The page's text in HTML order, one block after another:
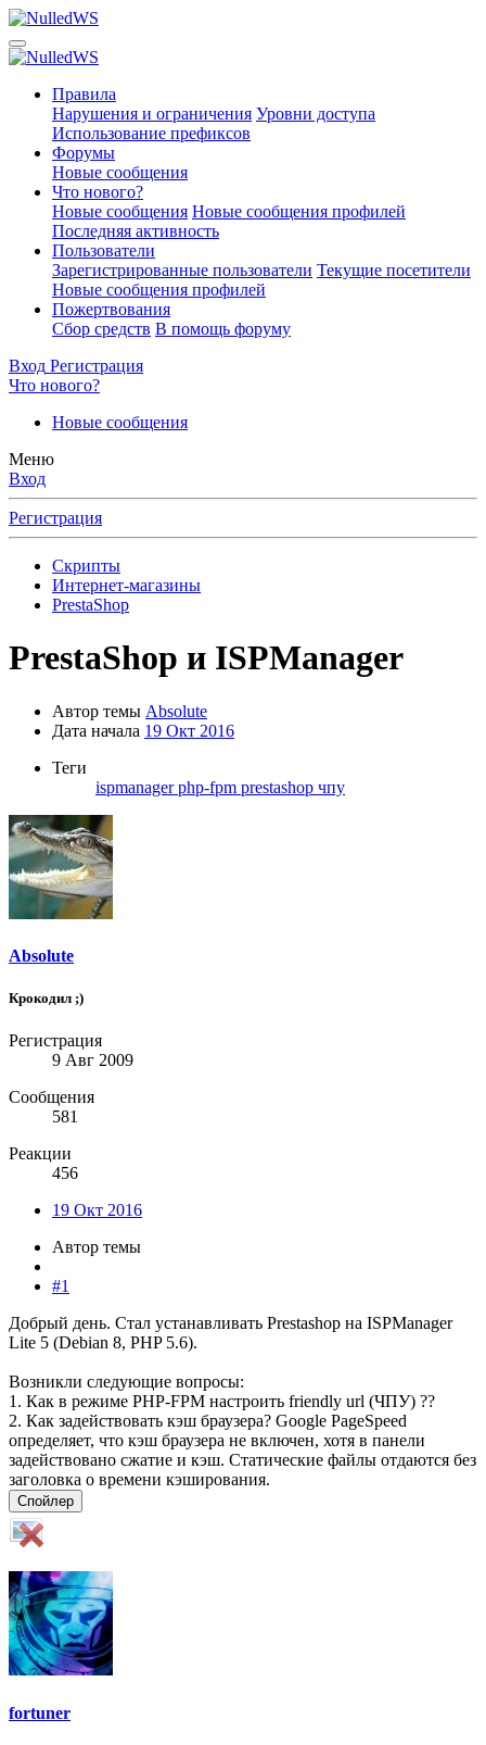
Правила
Нарушения и ограничения Уровни доступа
Использование префиксов
Форумы
Новые сообщения
Что нового?
Новые сообщения Новые сообщения профилей
Последняя активность
Пользователи
Зарегистрированные пользователи Текущие посетители
Новые сообщения профилей
Пожертвования
Сбор средств В помощь форуму
Вход Регистрация
Что нового?
Новые сообщения
Меню
Вход
Регистрация
Скрипты
Интернет-магазины
PrestaShop
PrestaShop и ISPManager
Автор темы Absolute
Дата начала 19 Окт 2016
Теги
ispmanagerphp-fpm prestashop чпу
Absolute
Крокодил ;)
Регистрация
9 Авг 2009
Сообщения
581
Реакции
456
19 Окт 2016
Автор темы
#1
Добрый день. Стал устанавливать Prestashop на ISPManager
Lite 5 (Debian 8, PHP 5.6).
Возникли следующие вопросы:
1. Как в режиме PHP-FPM настроить friendly url (ЧПУ) ??
2. Как задействовать кэш браузера? Google PageSpeed
определяет, что кэш браузера не включен, хотя в панели
задействовано сжатие и кэш. Статические файлы отдаются без
заголовка о времени кэширования.
Спойлер
fortuner